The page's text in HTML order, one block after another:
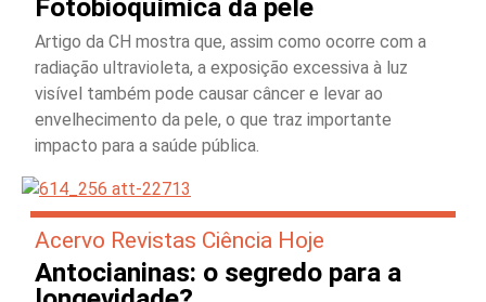
Fotobioquímica da pele
Artigo da CH mostra que, assim como ocorre com a
radiação ultravioleta, a exposição excessiva à luz
visível também pode causar câncer e levar ao
envelhecimento da pele, o que traz importante
impacto para a saúde pública.
Acervo Revistas Ciência Hoje
Antocianinas: o segredo para a